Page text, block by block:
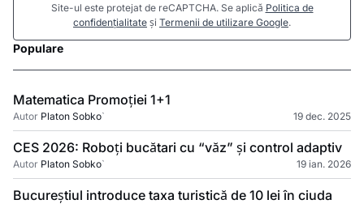
Site-ul este protejat de reCAPTCHA. Se aplică Politica de
confidențialitate și Termenii de utilizare Google.
Populare
Matematica Promoției 1+1
Autor Platon Sobko` 19 dec. 2025
CES 2026: Roboți bucătari cu “văz” și control adaptiv
Autor Platon Sobko` 19 ian. 2026
Bucureștiul introduce taxa turistică de 10 lei în ciuda